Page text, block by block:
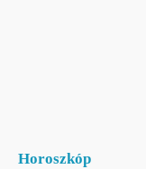
Horoszkóp